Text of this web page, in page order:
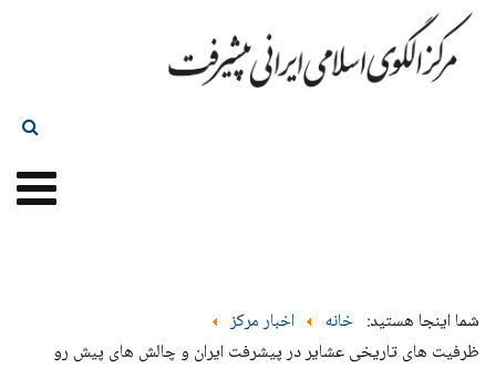
شما اینجا هستید: خانه
اخبار مرکز
ظرفیت های تاریخی عشایر در پیشرفت ایران و چالش های پیش رو